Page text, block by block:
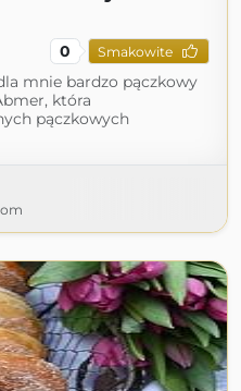
0 Smakowite
mnie bardzo pączkowy
która
pączkowych